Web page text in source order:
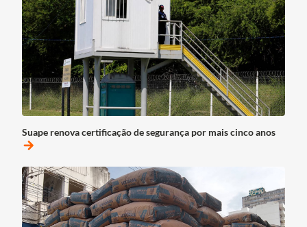
Suape renova certificação de segurança por mais cinco anos
arrow_forward